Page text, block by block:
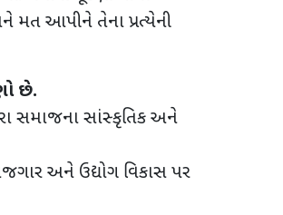
મત આપીને તેના પ્રત્યેની
છે.
સમાજના સાંસ્કૃતિક અને
અને ઉદ્યોગ વિકાસ પર